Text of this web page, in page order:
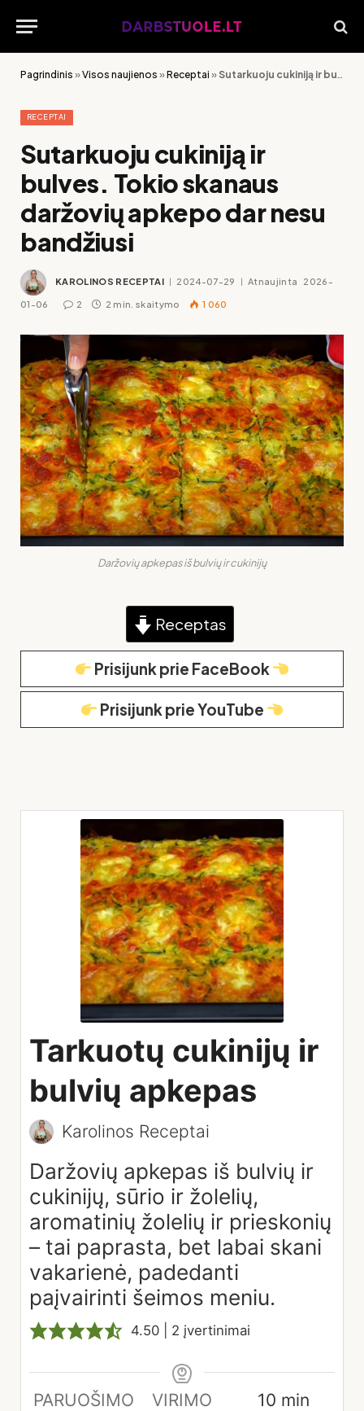
Pagrindinis »Visos naujienos »Receptai » Sutarkuoju cukiniją ir bulves. Tokio skanaus daržovių apkepo dar nesu bandžiusi
RECEPTAI
Sutarkuoju cukiniją ir
bulves. Tokio skanaus
daržovių apkepo dar nesu
bandžiusi
KAROLINOS RECEPTAI 2024-07-29 Atnaujinta 2026-
01-06 2 2 min. skaitymo 1 060
Daržovių apkepas iš bulvių ir cukinijų
Receptas
Prisijunk prie FaceBook
Prisijunk prie YouTube
Tarkuotų cukinijų ir
bulvių apkepas
Karolinos Receptai
Daržovių apkepas iš bulvių ir
cukinijų, sūrio ir žolelių,
aromatinių žolelių ir prieskonių
– tai paprasta, bet labai skani
vakarienė, padedanti
paįvairinti šeimos meniu.
4.50 2 įvertinimai
PARUOŠIMO
VIRIMO
Papildomas
10 minutes
min